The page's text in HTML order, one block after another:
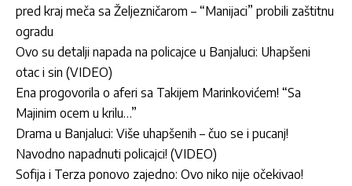
pred kraj meča sa Željezničarom – “Manijaci” probili zaštitnu
ogradu
Ovo su detalji napada na policajce u Banjaluci: Uhapšeni
otac i sin (VIDEO)
Ena progovorila o aferi sa Takijem Marinkovićem! “Sa
Majinim ocem u krilu…”
Drama u Banjaluci: Više uhapšenih – čuo se i pucanj!
Navodno napadnuti policajci! (VIDEO)
Sofija i Terza ponovo zajedno: Ovo niko nije očekivao!